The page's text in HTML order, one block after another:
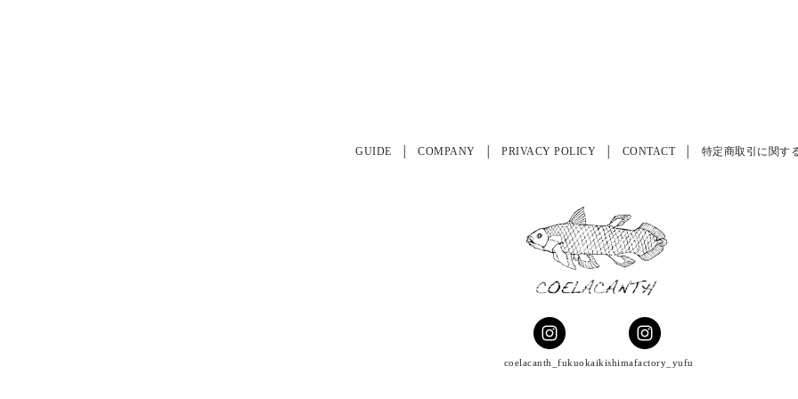
GUIDE COMPANY PRIVACY POLICY CONTACT 特定商取引に関す
coelacanth_fukuokaikishimafactory_yufu